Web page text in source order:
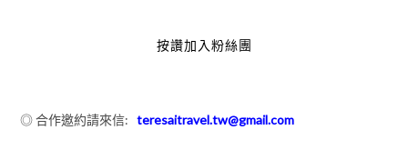
按讚加入粉絲團
◎ 合作邀約請來信:teresaitravel.tw@gmail.com